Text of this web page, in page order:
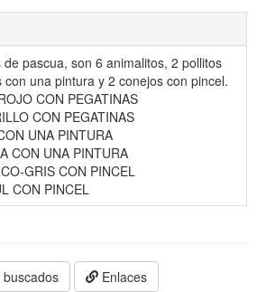
pascua, son 6 animalitos, 2 pollitos
una pintura y 2 conejos con pincel.
CON PEGATINAS
CON PEGATINAS
UNA PINTURA
CON UNA PINTURA
GRIS CON PINCEL
CON PINCEL
buscados Enlaces